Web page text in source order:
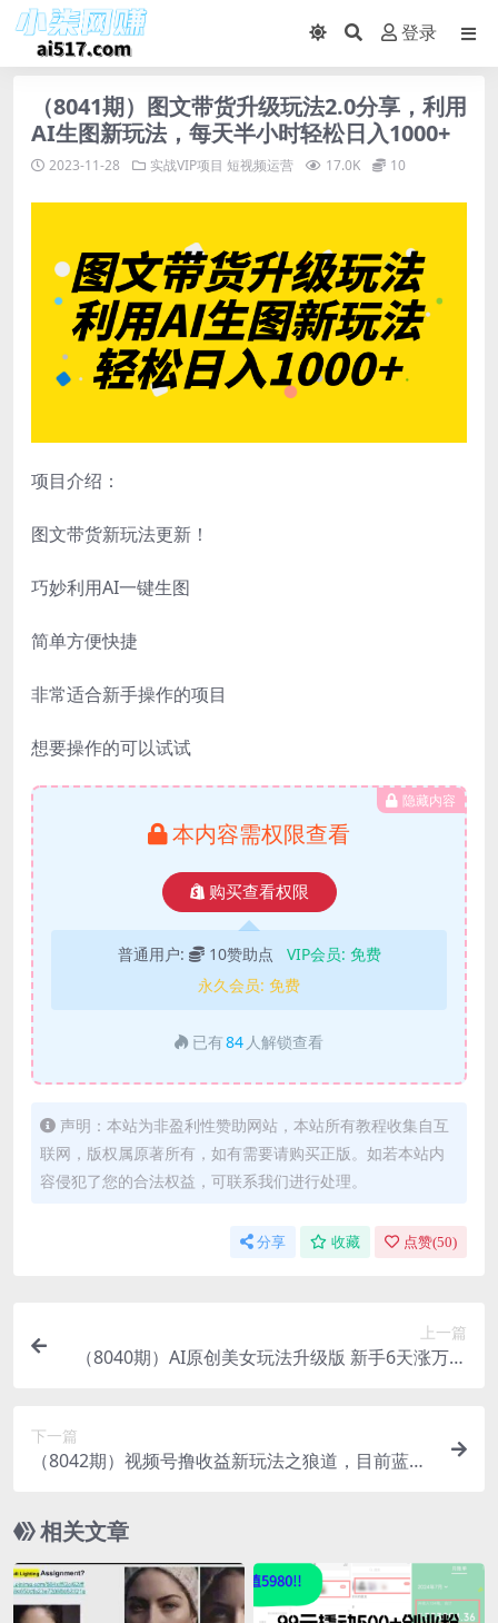
登录
（8041期）图文带货升级玩法2.0分享，利用
AI生图新玩法，每天半小时轻松日入1000+
2023-11-28 实战VIP项目 短视频运营 17.0K 10
项目介绍：
图文带货新玩法更新！
巧妙利用AI一键生图
简单方便快捷
非常适合新手操作的项目
想要操作的可以试试
隐藏内容
本内容需权限查看
购买查看权限
普通用户: 10赞助点 VIP会员: 免费
永久会员: 免费
已有84 人解锁查看
声明：本站为非盈利性赞助网站，本站所有教程收集自互
联网，版权属原著所有，如有需要请购买正版。如若本站内
容侵犯了您的合法权益，可联系我们进行处理。
分享 收藏 点赞(50)
上一篇
（8040期）AI原创美女玩法升级版 新手6天涨万粉
下一篇
（8042期）视频号撸收益新玩法之狼道，目前蓝海
相关文章